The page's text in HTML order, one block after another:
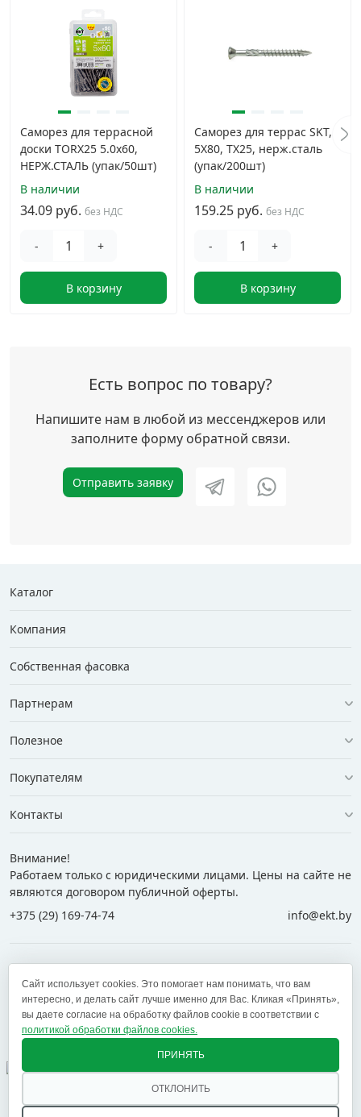
Саморез для террасной
доски TORX25 5.0x60,
НЕРЖ.СТАЛЬ (упак/50шт)
В наличии
34.09 руб. без НДС
- +
В корзину
Саморез для террас SKT,
5X80, TX25, нерж.сталь
(упак/200шт)
В наличии
159.25 руб. без НДС
- +
В корзину
Есть вопрос по товару?
Напишите нам в любой из мессенджеров или
заполните форму обратной связи.
Отправить заявку
Каталог
Компания
Собственная фасовка
Партнерам
Полезное
Покупателям
Контакты
Внимание!
Работаем только с юридическими лицами. Цены на сайте не
являются договором публичной оферты.
+375 (29) 169-74-74
info@ekt.by
+375 (17) 269-74-74
zakaz@ekt.by
Оставить отзыв
Сайт использует cookies. Это помогает нам понимать, что вам
интересно, и делать сайт лучше именно для Вас. Кликая «Принять»,
вы даете согласие на обработку файлов cookie в соответствии с
политикой обработки файлов cookies.
ОТКЛОНИТЬ
ПРИНЯТЬ